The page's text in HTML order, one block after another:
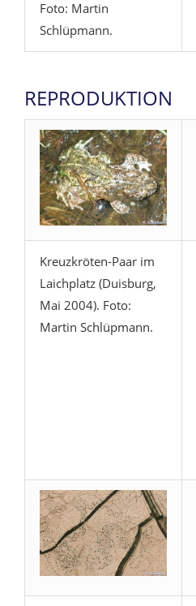
Foto: Martin
Schlüpmann.
REPRODUKTION
Kreuzkröten-Paar im
Laichplatz (Duisburg,
Mai 2004). Foto:
Martin Schlüpmann.